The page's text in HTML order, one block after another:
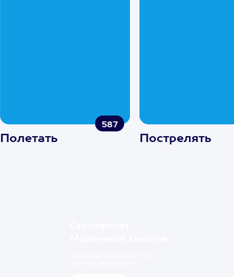
587
Полетать Пострелять